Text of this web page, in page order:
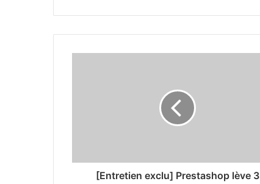
[Entretien exclu] Prestashop lève 3